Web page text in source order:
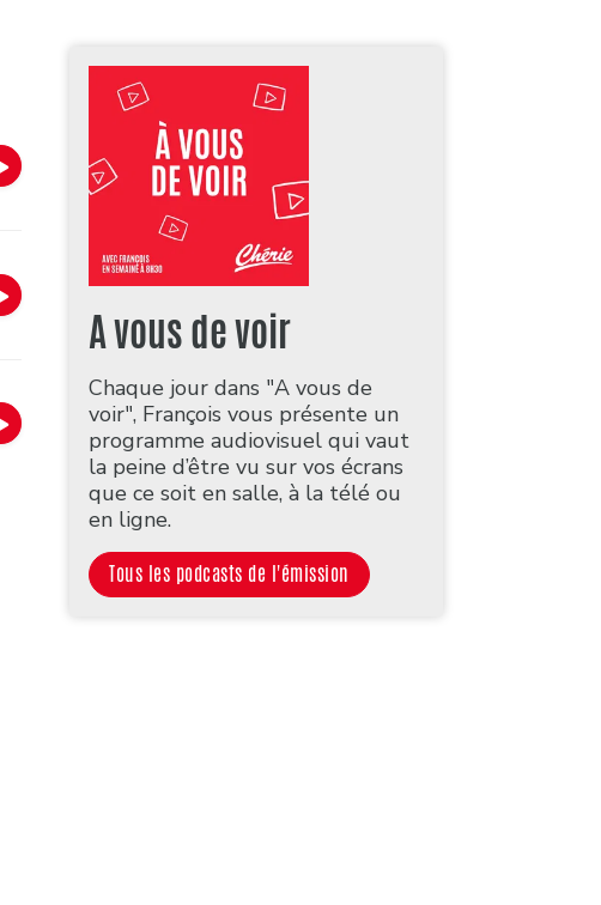
A vous de voir
Chaque jour dans "A vous de
voir", François vous présente un
programme audiovisuel qui vaut
la peine d’être vu sur vos écrans
que ce soit en salle, à la télé ou
en ligne.
Tous les podcasts de l'émission